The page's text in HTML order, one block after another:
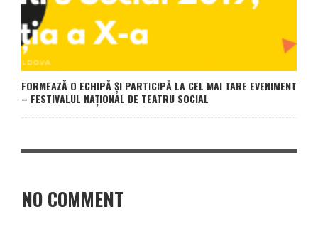
FORMEAZĂ O ECHIPĂ ȘI PARTICIPĂ LA CEL MAI TARE EVENIMENT
– FESTIVALUL NAȚIONAL DE TEATRU SOCIAL
NO COMMENT